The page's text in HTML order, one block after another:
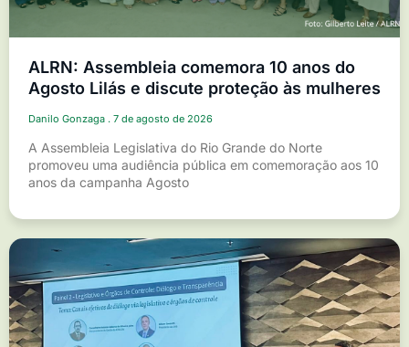
ALRN: Assembleia comemora 10 anos do
Agosto Lilás e discute proteção às mulheres
Danilo Gonzaga 7 de agosto de 2026
A Assembleia Legislativa do Rio Grande do Norte
promoveu uma audiência pública em comemoração aos 10
anos da campanha Agosto